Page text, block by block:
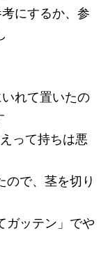
にするか、参
れて置いたの
って持ちは悪
ので、茎を切り
ガッテン」でや